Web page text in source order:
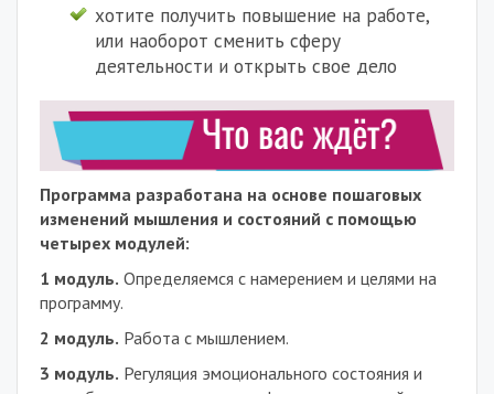
хотите получить повышение на работе,
или наоборот сменить сферу
деятельности и открыть свое дело
Программа разработана на основе пошаговых
изменений мышления и состояний с помощью
четырех модулей:
1 модуль. Определяемся с намерением и целями на
программу.
2 модуль. Работа с мышлением.
3 модуль. Регуляция эмоционального состояния и